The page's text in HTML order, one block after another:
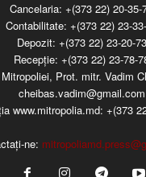
Cancelaria: +(373 22) 20-35-
Contabilitate: +(373 22) 23-
Depozit: +(373 22) 23-20-73
Recepţie: +(373 22) 23-78-
Prot. mitr. Vadim
cheibas.vadim@gmail.com
www.mitropolia.md: +(373
ne: